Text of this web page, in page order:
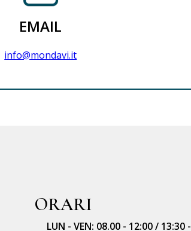
EMAIL
info@mondavi.it
ORARI
LUN - VEN: 08.00 - 12:00 / 13:30 -